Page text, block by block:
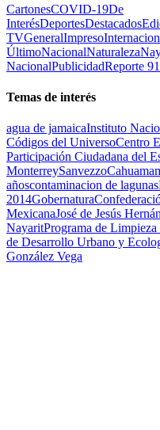
CartonesCOVID-19De
InterésDeportesDestacados
TVGeneralImpreso
ÚltimoNacionalNaturaleza
NacionalPublicidadReporte
Temas de interés
agua de jamaicaInstituto
Códigos del UniversoCentro
Participación Ciudadana del
MonterreySanvezzoCahuama
añoscontaminacion de lagunas
2014Gobernatura
MexicanaJosé de Jesús
NayaritPrograma de
de Desarrollo Urbano y
González Vega